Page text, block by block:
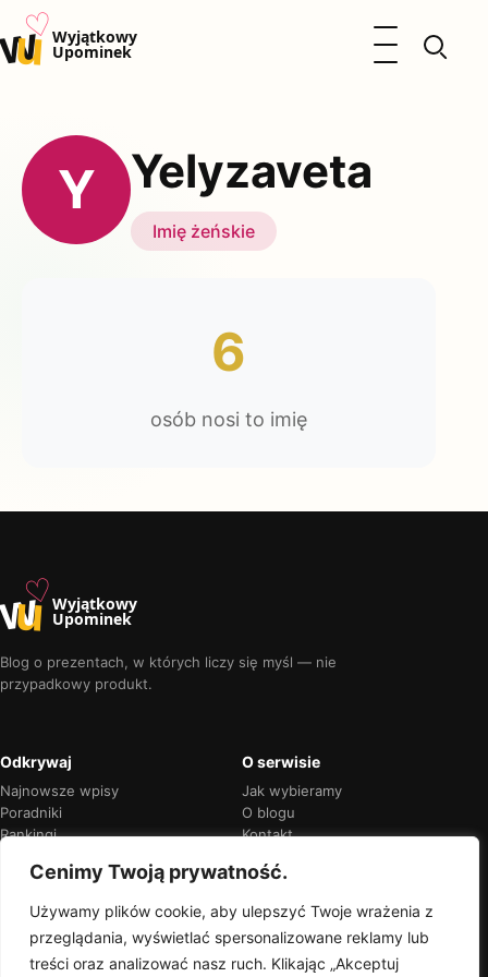
Cenimy Twoją prywatność.
Używamy plików cookie, aby ulepszyć Twoje wrażenia z
przeglądania, wyświetlać spersonalizowane reklamy lub
treści oraz analizować nasz ruch. Klikając „Akceptuj
u♡Wyjątkowy
Upominek
Otwórz menu
Kalendarz Imienin
Kobieta
Okazje
Katalog prezentów
Y Yelyzaveta
Imię żeńskie
6
osób nosi to imię
u♡Wyjątkowy
Upominek
Blog o prezentach, w których liczy się myśl — nie
przypadkowy produkt.
Odkrywaj
Najnowsze wpisy
Poradniki
Rankingi
O serwisie
Jak wybieramy
O blogu
Kontakt
Przejrzyste rekomendacje